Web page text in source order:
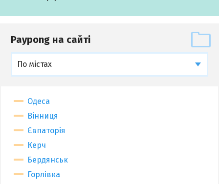
Paypong на сайті
По містах
Одеса
Вінниця
Євпаторія
Керч
Бердянськ
Горлівка